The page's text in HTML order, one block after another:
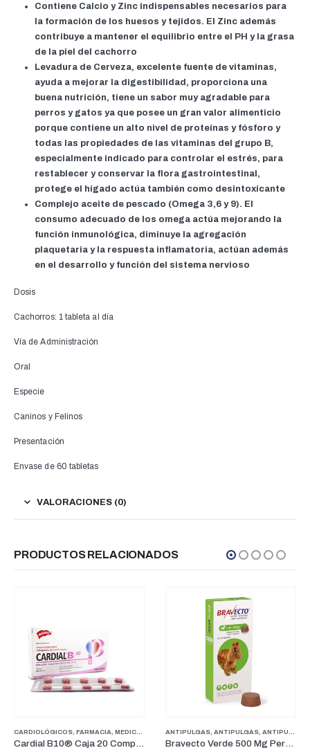
Contiene Calcio y Zinc indispensables necesarios para
la formación de los huesos y tejidos. El Zinc además
contribuye a mantener el equilibrio entre el PH y la grasa
de la piel del cachorro
Levadura de Cerveza, excelente fuente de vitaminas,
ayuda a mejorar la digestibilidad, proporciona una
buena nutrición, tiene un sabor muy agradable para
perros y gatos ya que posee un gran valor alimenticio
porque contiene un alto nivel de proteínas y fósforo y
todas las propiedades de las vitaminas del grupo B,
especialmente indicado para controlar el estrés, para
restablecer y conservar la flora gastrointestinal,
protege el hígado actúa también como desintoxicante
Complejo aceite de pescado (Omega 3,6 y 9). El
consumo adecuado de los omega actúa mejorando la
función inmunológica, diminuye la agregación
plaquetaria y la respuesta inflamatoria, actúan además
en el desarrollo y función del sistema nervioso
Dosis
Cachorros: 1 tableta al día
Vía de Administración
Oral
Especie
Caninos y Felinos
Presentación
Envase de 60 tabletas
VALORACIONES (0)
PRODUCTOS RELACIONADOS
ANTIPULGAS,ANTIPULGAS ,ANTIPULGAS PERROS PESOS MEDIANOS ,FARMACIA
Bravecto Verde 500 Mg Perros para pesos entre 10-20Kg (3 Meses)
CUIDADO Y HIGIENE,FARMACIA
Dermatryl Jabón Medicado Dermapets 100 g